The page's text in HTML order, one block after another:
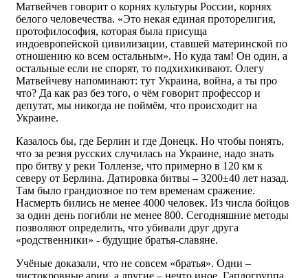
Матвейчев говорит о корнях культуры России, корнях
белого человечества. «Это некая единая проторелигия,
протофилософия, которая была присуща
индоевропейской цивилизации, ставшей материнской по
отношению ко всем остальным». Но куда там! Он один, а
остальные если не спорят, то подхихикивают. Олегу
Матвейчеву напоминают: тут Украина, война, а ты про
что? Да как раз без того, о чём говорит профессор и
депутат, мы никогда не поймём, что происходит на
Украине.
Казалось бы, где Берлин и где Донецк. Но чтобы понять,
что за резня русских случилась на Украине, надо знать
про битву у реки Толлензе, что примерно в 120 км к
северу от Берлина. Датировка битвы – 3200±40 лет назад.
Там было грандиозное по тем временам сражение.
Насмерть бились не менее 4000 человек. Из числа бойцов
за один день погибли не менее 800. Сегодняшние методы
позволяют определить, что убивали друг друга
«родственники» - будущие братья-славяне.
Учёные доказали, что не совсем «братья». Одни –
чистокровные арии, а другие – нечто иное. Гаплогруппа